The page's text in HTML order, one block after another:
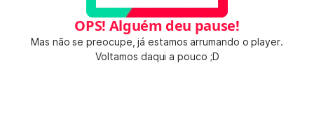
OPS! Alguém deu pause!
Mas não se preocupe, já estamos arrumando o player.
Voltamos daqui a pouco ;D